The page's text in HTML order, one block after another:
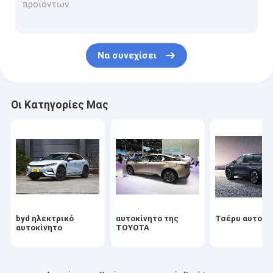
Αυτοκίνητο Volkswagen
changan αυτοκίνητο
NIO Ηλεκτρικό αυτοκίνητο
Ηλεκτρικό αυτοκίνητο Seres
Ηλεκτρικό αυτοκίνητο της Lynk & Co
Ηλεκτρικό αυτοκίνητο
Να συνεχίσει
Οι Κατηγορίες Μας
byd ηλεκτρικό
αυτοκίνητο
αυτοκίνητο της
TOYOTA
Τσέρυ